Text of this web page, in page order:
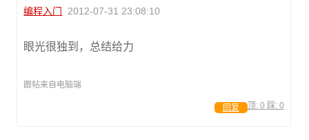
编程入门 2012-07-31 23:08:10
眼光很独到，总结给力
跟帖来自电脑端
顶: 0 踩: 0
回复